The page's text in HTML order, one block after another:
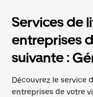
Services de
entreprises
suivante :
Découvrez le service
entreprises de votre